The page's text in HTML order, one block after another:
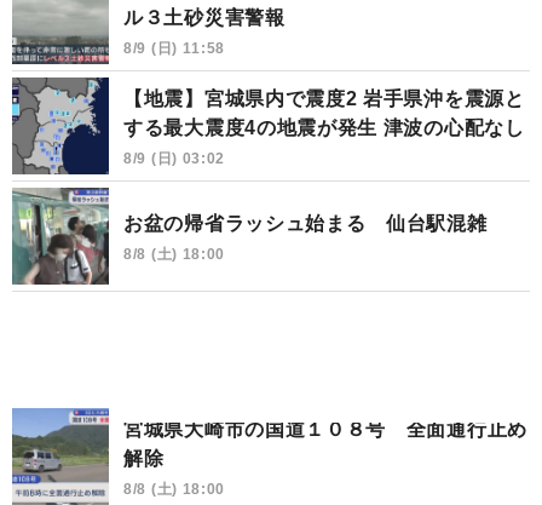
ル３土砂災害警報
8/9 (日) 11:58
【地震】宮城県内で震度2 岩手県沖を震源と
する最大震度4の地震が発生 津波の心配なし
8/9 (日) 03:02
お盆の帰省ラッシュ始まる 仙台駅混雑
8/8 (土) 18:00
宮城県大崎市の国道１０８号 全面通行止め
解除
8/8 (土) 18:00